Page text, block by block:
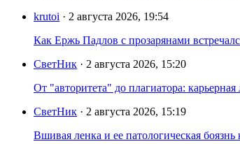
krutoi · 2 августа 2026, 19:54
Как Ержь Падлов с прозарянами
СветНик · 2 августа 2026, 15:20
От "авторитета" до плагиатора:
СветНик · 2 августа 2026, 15:19
Вшивая ленка и ее патологическая боязнь